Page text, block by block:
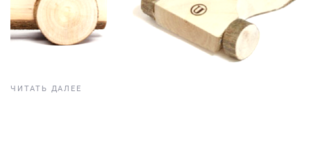
ЧИТАТЬ ДАЛЕЕ